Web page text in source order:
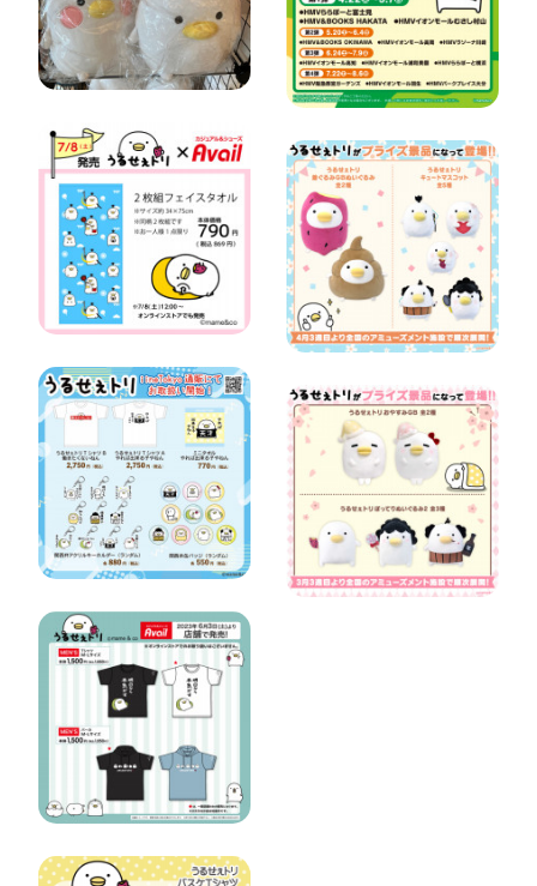
STORE」
アベイル さん
にて
7/8（土）か
ら「うるせえ
トリ」の新グ
ッズが登
場！！
『うるせぇト
リ 陶器シリー
ズ第二弾』と
『関西弁コラ
ボ商品』が
iineTokyo通販
にて販売開
始！！
6/3（土)～ #
アベイル より
「うるせぇト
リ」のアイテ
ムが登場！
UPツアーが
決定！
「うるせぇト
リ着ぐるみ
GBぬいぐる
み」と「うる
せぇトリキュ
ートマスコッ
ト」 が登場！
「うるせぇト
リおやすみ
GB」と「う
るせぇトリぽ
ってりぬいぐ
るみ２」が全
国のアミュー
ズメント施設